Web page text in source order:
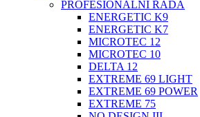
PROFESIONÁLNÍ ŘADA
ENERGETIC K9
ENERGETIC K7
MICROTEC 12
MICROTEC 10
DELTA 12
EXTREME 69 LIGHT
EXTREME 69 POWER
EXTREME 75